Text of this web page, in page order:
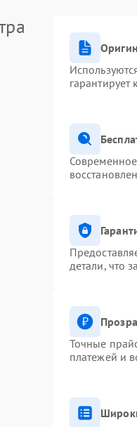
детали, что
Точные
платежей и